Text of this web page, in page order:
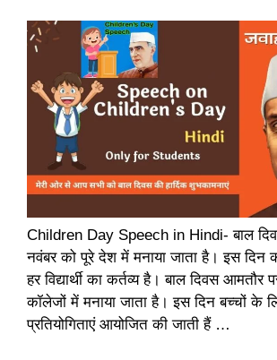
Children Day Speech in Hindi- बाल
नवंबर को पूरे देश में मनाया जाता है। इस दिन
हर विद्यार्थी का कर्तव्य है। बाल दिवस
कॉलेजों में मनाया जाता है। इस दिन बच्चों के
प्रतियोगिताएं आयोजित की जाती हैं …